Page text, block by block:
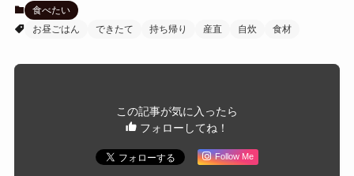
食べたい
お昼ごはん
できたて 持ち帰り 産直 自炊 食材
この記事が気に入ったら
フォローしてね！
Follow Me